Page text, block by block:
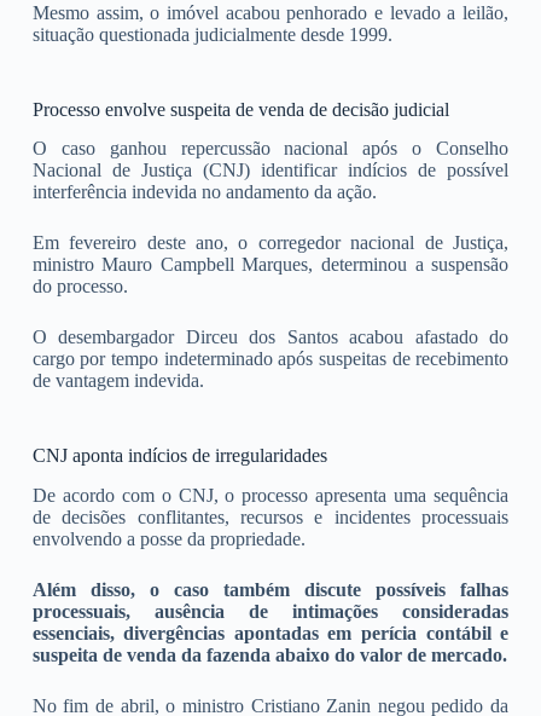
Mesmo assim, o imóvel acabou penhorado e levado a leilão,
situação questionada judicialmente desde 1999.
Processo envolve suspeita de venda de decisão judicial
O caso ganhou repercussão nacional após o Conselho
Nacional de Justiça (CNJ) identificar indícios de possível
interferência indevida no andamento da ação.
Em fevereiro deste ano, o corregedor nacional de Justiça,
ministro Mauro Campbell Marques, determinou a suspensão
do processo.
O desembargador Dirceu dos Santos acabou afastado do
cargo por tempo indeterminado após suspeitas de recebimento
de vantagem indevida.
CNJ aponta indícios de irregularidades
De acordo com o CNJ, o processo apresenta uma sequência
de decisões conflitantes, recursos e incidentes processuais
envolvendo a posse da propriedade.
Além disso, o caso também discute possíveis falhas
processuais, ausência de intimações consideradas
essenciais, divergências apontadas em perícia contábil e
suspeita de venda da fazenda abaixo do valor de mercado.
No fim de abril, o ministro Cristiano Zanin negou pedido da